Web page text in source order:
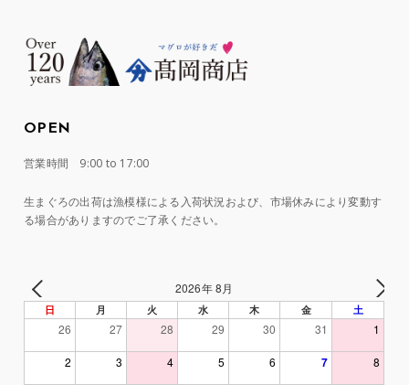
OPEN
営業時間 9:00 to 17:00
生まぐろの出荷は漁模様による入荷状況および、市場休みにより変動す
る場合がありますのでご了承ください。
2026年 8月
日 月 火 水 木 金 土
26 27 28 29 30 31 1
2 3 4 5 6 7 8